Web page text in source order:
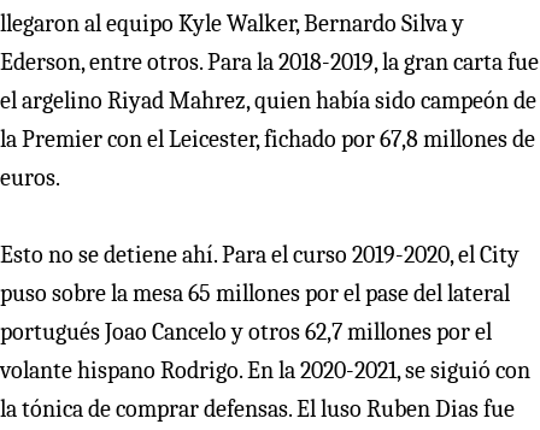
llegaron al equipo Kyle Walker, Bernardo Silva y
Ederson, entre otros. Para la 2018-2019, la gran carta fue
el argelino Riyad Mahrez, quien había sido campeón de
la Premier con el Leicester, fichado por 67,8 millones de
euros.
Esto no se detiene ahí. Para el curso 2019-2020, el City
puso sobre la mesa 65 millones por el pase del lateral
portugués Joao Cancelo y otros 62,7 millones por el
volante hispano Rodrigo. En la 2020-2021, se siguió con
la tónica de comprar defensas. El luso Ruben Dias fue